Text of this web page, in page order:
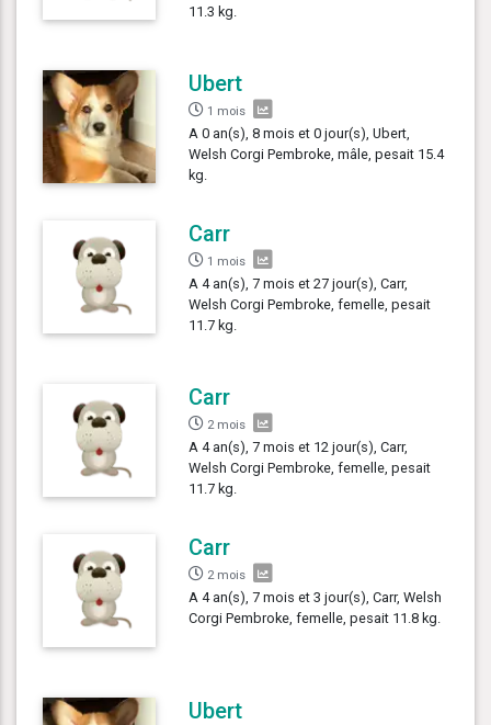
11.3 kg.
Ubert
1 mois
A 0 an(s), 8 mois et 0 jour(s), Ubert,
Welsh Corgi Pembroke, mâle, pesait 15.4
kg.
Carr
1 mois
A 4 an(s), 7 mois et 27 jour(s), Carr,
Welsh Corgi Pembroke, femelle, pesait
11.7 kg.
Carr
2 mois
A 4 an(s), 7 mois et 12 jour(s), Carr,
Welsh Corgi Pembroke, femelle, pesait
11.7 kg.
Carr
2 mois
A 4 an(s), 7 mois et 3 jour(s), Carr, Welsh
Corgi Pembroke, femelle, pesait 11.8 kg.
Ubert